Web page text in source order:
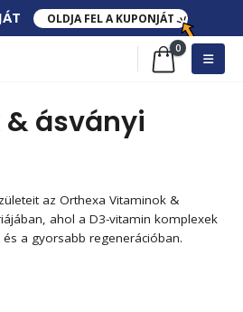
OLDJA FEL A KUPONJÁT
0
ásványi
az Orthexa Vitaminok &
ahol a D3-vitamin komplexek
a gyorsabb regenerációban.